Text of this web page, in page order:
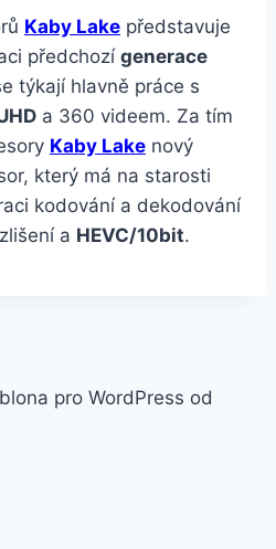
Kaby Lake představuje
předchozí generace
týkají hlavně práce s
a 360 videem. Za tím
Kaby Lake nový
který má na starosti
kodování a dekodování
a HEVC/10bit.
pro WordPress od